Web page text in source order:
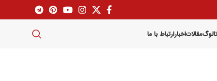
مقالاتاخبارارتباط با ما